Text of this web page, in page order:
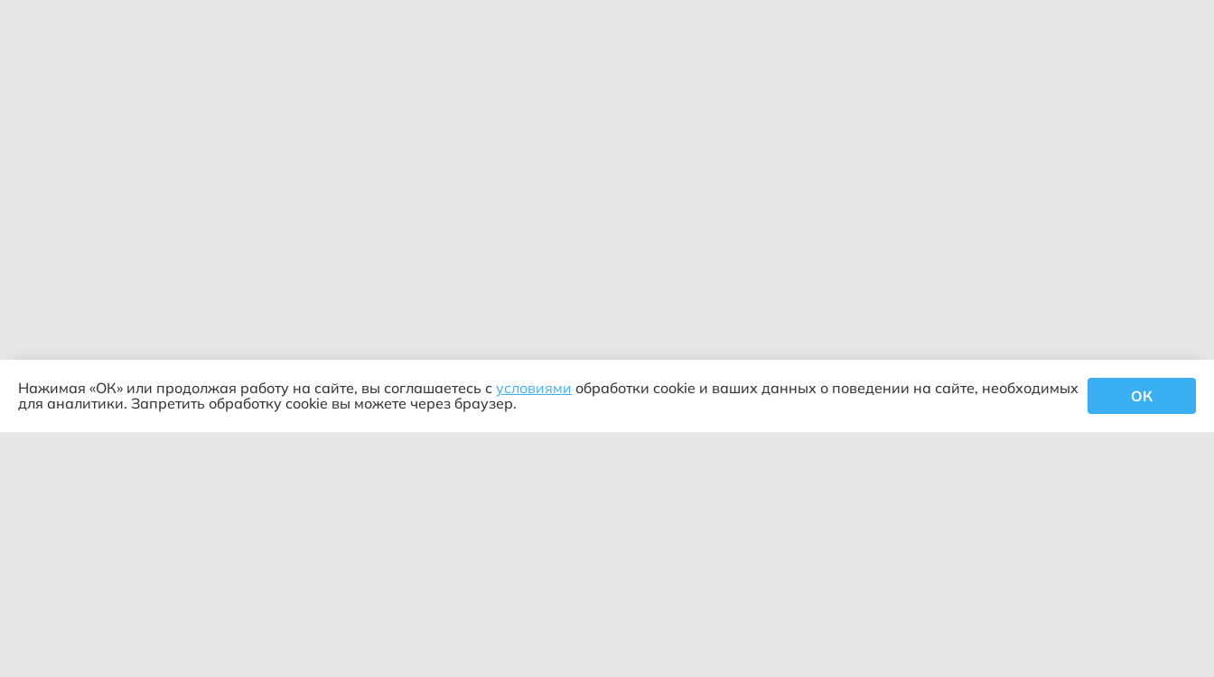
Нажимая «ОК» или продолжая работу на сайте, вы соглашаетесь с условиями обработки cookie и ваших данных о поведении на сайте, необходимых
для аналитики. Запретить обработку cookie вы можете через браузер.
ОК